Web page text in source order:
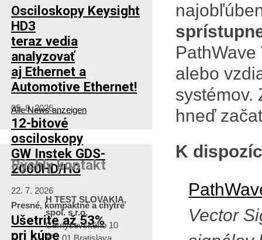
alebo
systémov.
hneď
K
Vector
Osciloskopy Keysight
HD3
teraz vedia
analyzovať
aj Ethernet a
Automotive Ethernet!
05. 8. 2026
12-bitové
osciloskopy
GW Instek GDS-
2000HD/HG
22. 7. 2026
Presné, kompaktné a chytré
Ušetrite až 53%
pri kúpe
Alle News anzeigen
Rýchly kontakt
H TEST SLOVAKIA,
spol. s r.o.
Černyševského 10
851 01 Bratislava